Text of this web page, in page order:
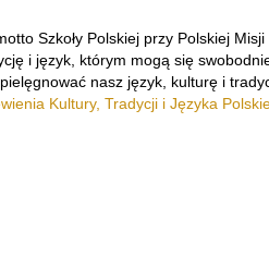
Szkoły Polskiej przy Polskiej
i język, którym mogą się
nasz język, kulturę i
Kultury, Tradycji i Języka